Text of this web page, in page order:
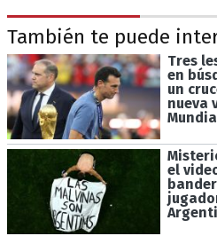
También te puede
Tres
en
un
nueva
el